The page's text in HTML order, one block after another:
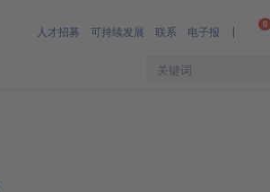
0
人才招募 可持续发展 联系 电子报